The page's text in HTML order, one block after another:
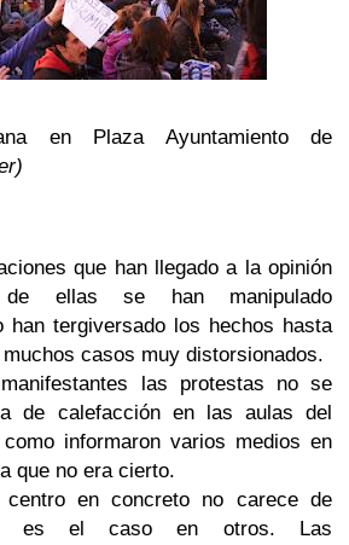
en Plaza Ayuntamiento de
que han llegado a la opinión
de ellas se han manipulado
han tergiversado los hechos hasta
casos muy distorsionados.
las protestas no se
de calefacción en las aulas del
informaron varios medios en
que no era cierto.
centro en concreto no carece de
es el caso en otros. Las